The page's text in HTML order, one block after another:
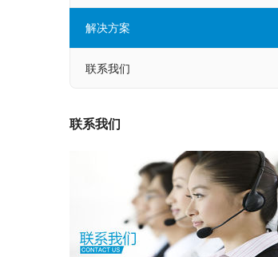
解决方案
联系我们
联系我们